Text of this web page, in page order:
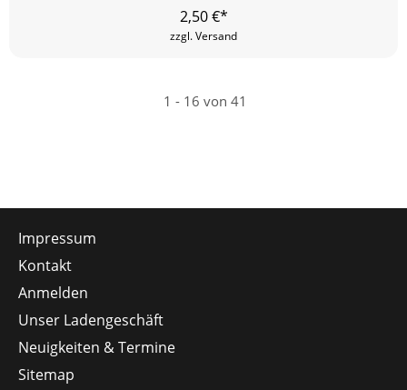
zzgl. Versand
2,50€*
1 - 16 von 41
Impressum
Kontakt
Anmelden
Unser Ladengeschäft
Neuigkeiten & Termine
Sitemap